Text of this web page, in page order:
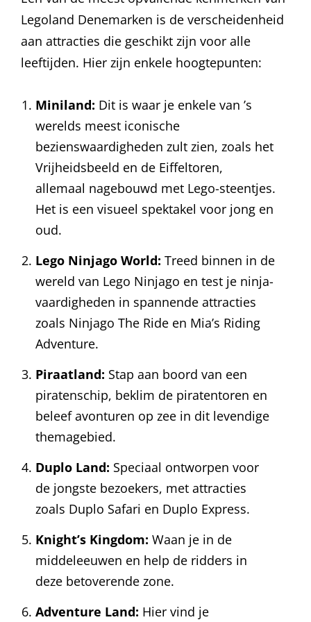
Legoland Denemarken is de verscheidenheid
aan attracties die geschikt zijn voor alle
leeftijden. Hier zijn enkele hoogtepunten:
Miniland: Dit is waar je enkele van ’s
werelds meest iconische
bezienswaardigheden zult zien, zoals het
Vrijheidsbeeld en de Eiffeltoren,
allemaal nagebouwd met Lego-steentjes.
Het is een visueel spektakel voor jong en
oud.
Lego Ninjago World: Treed binnen in de
wereld van Lego Ninjago en test je ninja-
vaardigheden in spannende attracties
zoals Ninjago The Ride en Mia’s Riding
Adventure.
Piraatland: Stap aan boord van een
piratenschip, beklim de piratentoren en
beleef avonturen op zee in dit levendige
themagebied.
Duplo Land: Speciaal ontworpen voor
de jongste bezoekers, met attracties
zoals Duplo Safari en Duplo Express.
Knight’s Kingdom: Waan je in de
middeleeuwen en help de ridders in
deze betoverende zone.
Adventure Land: Hier vind je